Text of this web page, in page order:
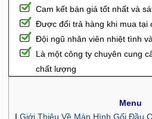
Cam kết bán giá tốt nhất và
Được đổi trả hàng khi mua tại
Đội ngũ nhân viên nhiệt tình
Là một công ty chuyên cung
chất lượng
Menu
I.Giới Thiệu Về Màn Hình Gối Đầu